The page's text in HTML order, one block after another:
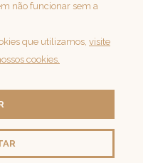
não funcionar sem a
que utilizamos, visite
cookies.